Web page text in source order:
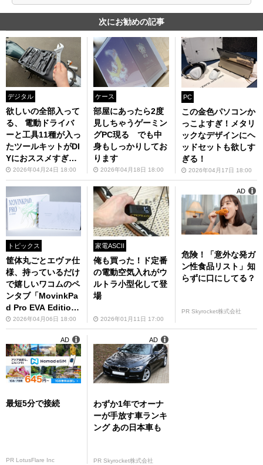
次にお勧めの記事
デジタル
欲しいの全部入って
る、 電動ドライバ
ーと工具11種が入っ
たツールキットがDI
Yにおススメすぎ
る！2026年04月24日 18:00
ケース
部屋にあったら2度
見しちゃうゲーミン
グPC現る でも中
身もしっかりしてお
ります
2026年04月18日 18:00
PC
この金色パソコンか
っこよすぎ！メタリ
ックなデザインにヘ
ッドセットも欲しす
ぎる！
2026年04月17日 18:00
トピックス
筐体丸ごとエヴァ仕
様、持っているだけ
で嬉しいワコムのペ
ンタブ「MovinkPa
d Pro EVA Editio
n」2026年04月06日 18:00
家電ASCII
俺も買った！ド定番
の電動空気入れがウ
ルトラ小型化して登
場
2026年01月11日 17:00
危険！「意外な発ガ
ン性食品リスト」知
らずに口にしてる？
PR Skyrocket株式会社
AD
最短5分で接続
PR LotusFlare Inc
AD
わずか1年でオーナ
ーが手放す車ランキ
ング あの日本車も
PR Skyrocket株式会社
AD